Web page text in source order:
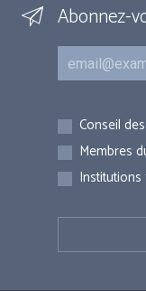
Abonnez-
Courriel
Inscriptions
Conseil
Membres